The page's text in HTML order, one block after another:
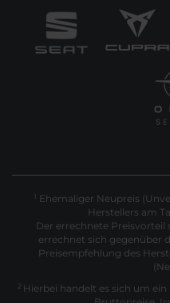
1 Ehemaliger Neupreis
Herstellers am
Der errechnete Preisvorteil
errechnet sich gegenüber
Preisempfehlung des
2 Hierbei handelt es sich um